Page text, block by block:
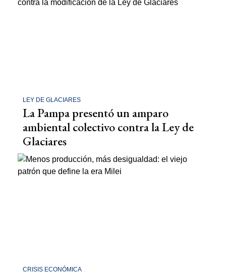
LEY DE GLACIARES
La Pampa presentó un amparo
ambiental colectivo contra la Ley de
Glaciares
CRISIS ECONÓMICA